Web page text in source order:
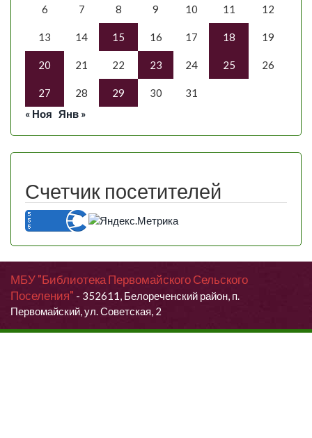
6 7 8 9 10 11 12
13 14 15 16 17 18 19
20 21 22 23 24 25 26
27 28 29 30
31
« Ноя Янв »
Счетчик посетителей
МБУ "Библиотека Первомайского Сельского
Поселения" - 352611, Белореченский район, п.
Первомайский, ул. Советская, 2